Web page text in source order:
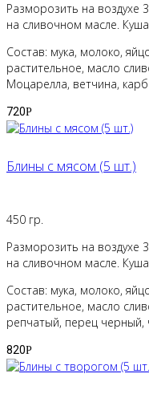
Разморозить на воздухе
на сливочном масле.
Состав: мука, молоко,
растительное, масло
Моцарелла, ветчина,
720Р
Блины с мясом (5 шт.)
450 гр.
Разморозить на воздухе
на сливочном масле.
Состав: мука, молоко,
растительное, масло
репчатый, перец черный,
820Р